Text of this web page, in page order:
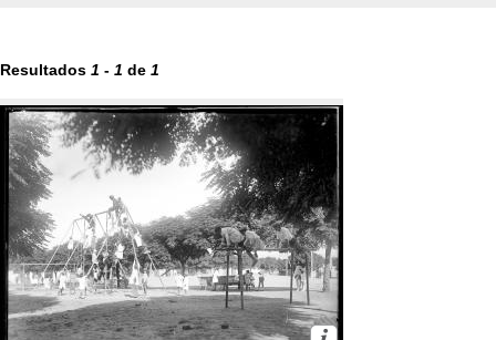
Resultados 1 - 1 de 1